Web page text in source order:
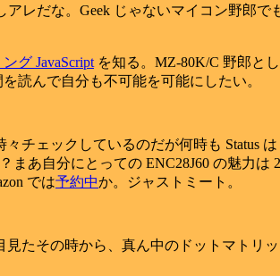
アレだな。Geek じゃないマイコン野郎
グ JavaScript を知る。MZ-80K/C 野郎と
読んで自分も不可能を可能にしたい。
チェックしているのだが何時も Status は
あ自分にとっての ENC28J60 の魅力
では予約中か。ジャストミート。
見たその時から、真ん中のドットマトリ